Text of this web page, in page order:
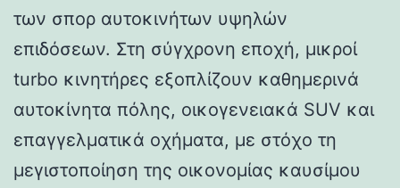
των σπορ αυτοκινήτων υψηλών
επιδόσεων. Στη σύγχρονη εποχή, μικροί
turbo κινητήρες εξοπλίζουν καθημερινά
αυτοκίνητα πόλης, οικογενειακά SUV και
επαγγελματικά οχήματα, με στόχο τη
μεγιστοποίηση της οικονομίας καυσίμου